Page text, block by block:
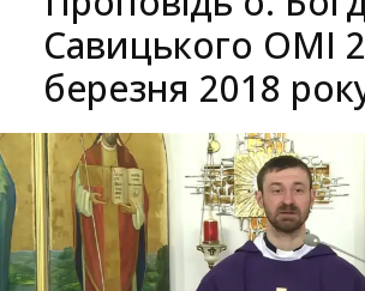
Савицького ОМІ
березня 2018